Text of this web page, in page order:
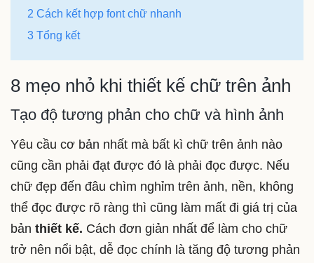
2 Cách kết hợp font chữ nhanh
3 Tổng kết
8 mẹo nhỏ khi thiết kế chữ trên ảnh
Tạo độ tương phản cho chữ và hình ảnh
Yêu cầu cơ bản nhất mà bất kì chữ trên ảnh nào
cũng cần phải đạt được đó là phải đọc được. Nếu
chữ đẹp đến đâu chìm nghỉm trên ảnh, nền, không
thể đọc được rõ ràng thì cũng làm mất đi giá trị của
bản thiết kế. Cách đơn giản nhất để làm cho chữ
trở nên nổi bật, dễ đọc chính là tăng độ tương phản